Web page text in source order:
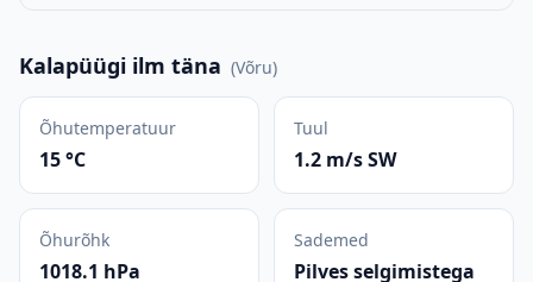
Kalapüügi ilm täna (Võru)
Õhutemperatuur
15 °C
Tuul
1.2 m/s SW
Õhurõhk
1018.1 hPa
Sademed
Pilves selgimistega